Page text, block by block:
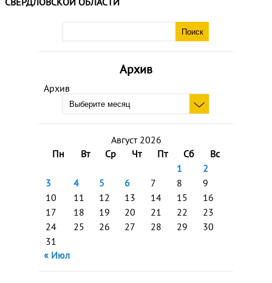
Архив
Архив
Август 2026
Пн
Вт Ср Чт Пт Сб
Вс
1
2
3
4 5 6 7 8
9
10
11 12 13 14 15
16
17
18 19 20 21 22
23
24
25 26 27 28 29
30
31
« Июл